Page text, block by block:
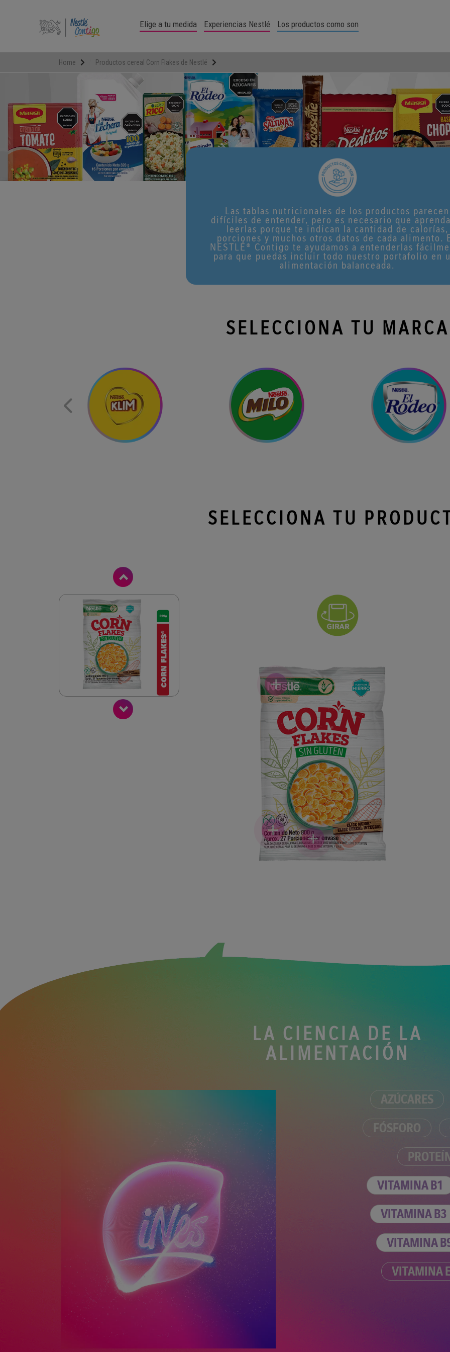
Elige a tu medida Experiencias Nestlé Los productos como son
Home Productos cereal Corn Flakes de Nestlé
Las tablas nutricionales de los productos parecen
difíciles de entender, pero es necesario que
leerlas porque te indican la cantidad de calorías,
porciones y muchos otros datos de cada alimento.
NESTLÉ® Contigo te ayudamos a entenderlas
para que puedas incluir todo nuestro portafolio en
alimentación balanceada.
SELECCIONA TU MARCA
SELECCIONA TU
Anterior
Siguiente
+
+ +
LA CIENCIA DE LA
ALIMENTACIÓN
AZÚCARES
FÓSFORO
VITAMINA B1
VITAMINA B3
VITAMINA
VITAMINA